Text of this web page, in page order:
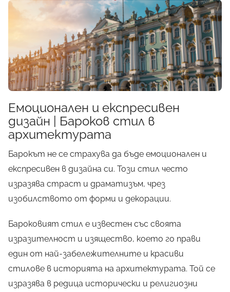
Емоционален и експресивен
дизайн | Бароков стил в
архитектурата
Барокът не се страхува да бъде емоционален и
експресивен в дизайна си. Този стил често
изразява страст и драматизъм, чрез
изобилството от форми и декорации.
Бароковият стил е известен със своята
изразителност и изящество, което го прави
един от най-забележителните и красиви
стилове в историята на архитектурата. Той се
изразява в редица исторически и религиозни
X
КаквоНЕзнаете за
архитектурата?
Разберетевсички ТАЙНИот
нашето НАПЪЛНО
БЕЗПЛАТНОръководство от
А до Я!